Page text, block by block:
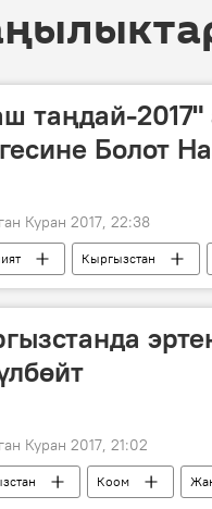
таңдай-
Болот
Куран 2017, 22:38
Кыргызстан
Куран 2017, 21:02
Коом